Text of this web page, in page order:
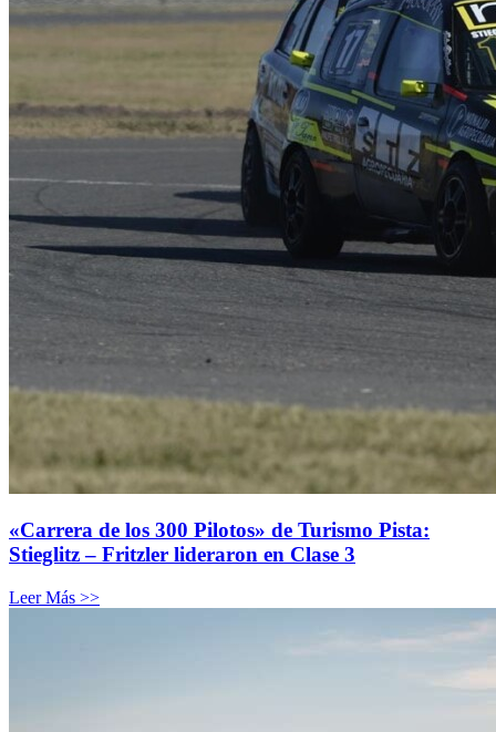
«Carrera de los 300 Pilotos» de Turismo Pista:
Stieglitz – Fritzler lideraron en Clase 3
Leer Más >>